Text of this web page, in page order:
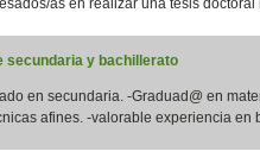
as en realizar una tesis doctoral
secundaria y bachillerato
en secundaria. -Graduad@ en
afines. -valorable experiencia en